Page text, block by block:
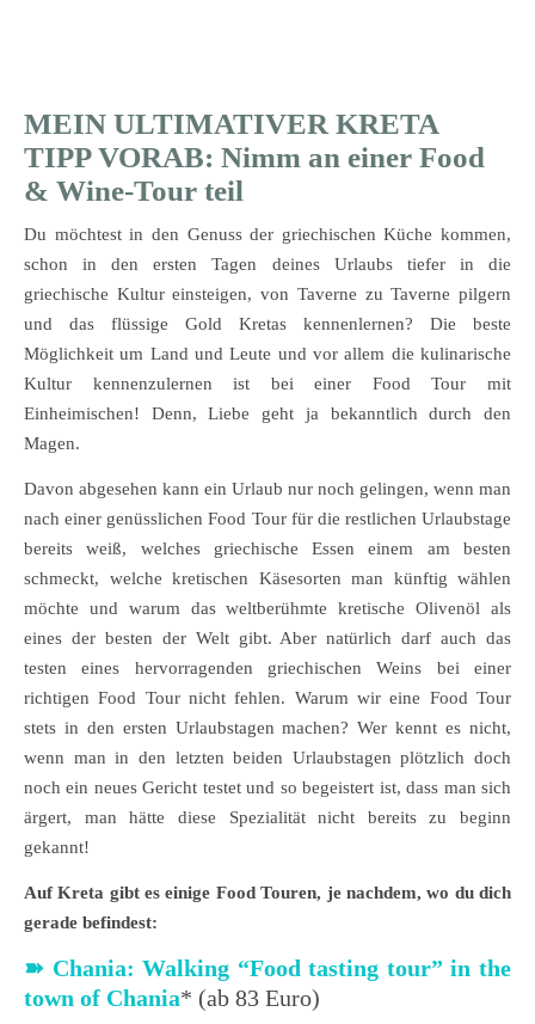
MEIN ULTIMATIVER KRETA
TIPP VORAB: Nimm an einer Food
& Wine-Tour teil
Du möchtest in den Genuss der griechischen Küche kommen,
schon in den ersten Tagen deines Urlaubs tiefer in die
griechische Kultur einsteigen, von Taverne zu Taverne pilgern
und das flüssige Gold Kretas kennenlernen? Die beste
Möglichkeit um Land und Leute und vor allem die kulinarische
Kultur kennenzulernen ist bei einer Food Tour mit
Einheimischen! Denn, Liebe geht ja bekanntlich durch den
Magen.
Davon abgesehen kann ein Urlaub nur noch gelingen, wenn man
nach einer genüsslichen Food Tour für die restlichen Urlaubstage
bereits weiß, welches griechische Essen einem am besten
schmeckt, welche kretischen Käsesorten man künftig wählen
möchte und warum das weltberühmte kretische Olivenöl als
eines der besten der Welt gibt. Aber natürlich darf auch das
testen eines hervorragenden griechischen Weins bei einer
richtigen Food Tour nicht fehlen. Warum wir eine Food Tour
stets in den ersten Urlaubstagen machen? Wer kennt es nicht,
wenn man in den letzten beiden Urlaubstagen plötzlich doch
noch ein neues Gericht testet und so begeistert ist, dass man sich
ärgert, man hätte diese Spezialität nicht bereits zu beginn
gekannt!
Auf Kreta gibt es einige Food Touren, je nachdem, wo du dich
gerade befindest:
➽ Chania: Walking “Food tasting tour” in the
town of Chania* (ab 83 Euro)